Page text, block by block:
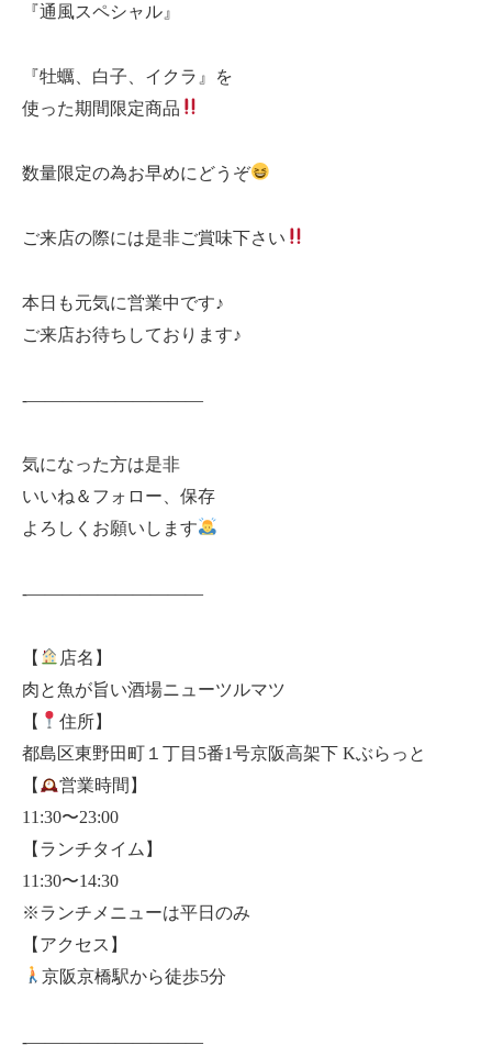
『通風スペシャル』
『牡蠣、白子、イクラ』を
使った期間限定商品
数量限定の為お早めにどうぞ
ご来店の際には是非ご賞味下さい
本日も元気に営業中です♪
ご来店お待ちしております♪
-——————————
気になった方は是非
いいね＆フォロー、保存
よろしくお願いします
-——————————
【
店名】
肉と魚が旨い酒場ニューツルマツ
【
住所】
都島区東野田町１丁目5番1号京阪高架下 Kぶらっと
【
営業時間】
11:30〜23:00
【ランチタイム】
11:30〜14:30
※ランチメニューは平日のみ
【アクセス】
京阪京橋駅から徒歩5分
-——————————